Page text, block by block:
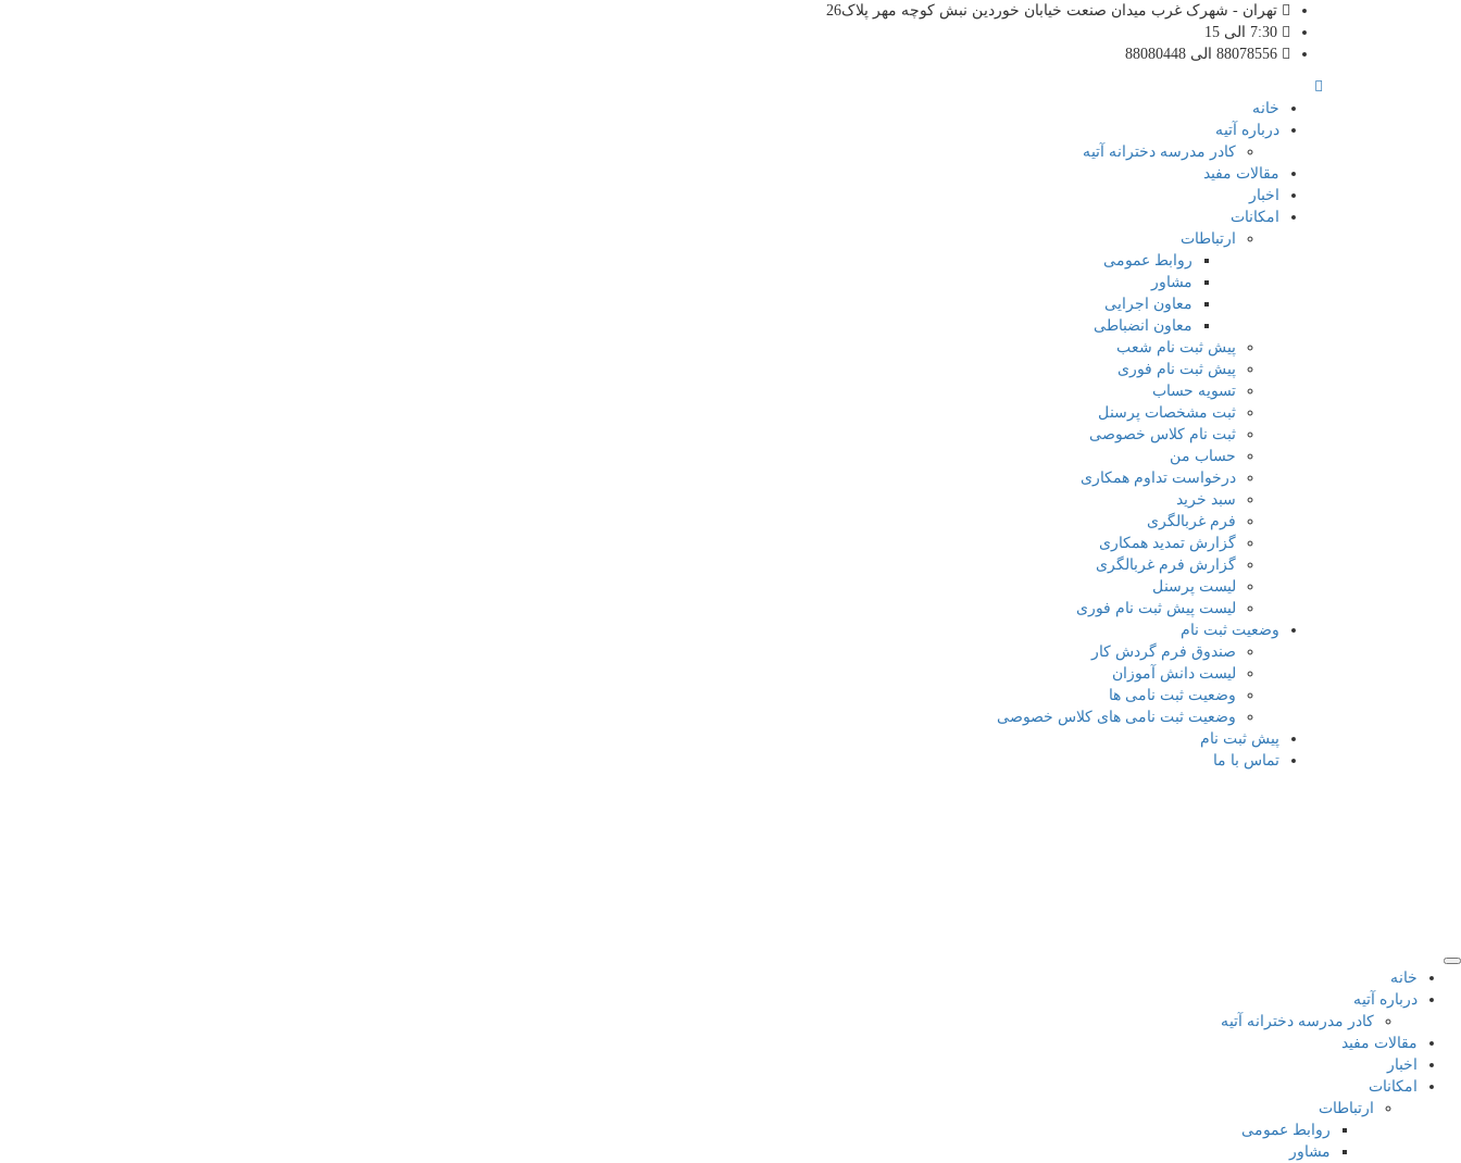
تهران - شهرک غرب میدان صنعت خیابان خوردین نبش کوچه مهر پلاک26
7:30 الی 15
88078556 الی 88080448
خانه
درباره آتیه
کادر مدرسه دخترانه آتیه
مقالات مفید
اخبار
امکانات
ارتباطات
روابط عمومی
مشاور
معاون اجرایی
معاون انضباطی
پیش ثبت نام شعب
پیش ثبت نام فوری
تسویه حساب
ثبت مشخصات پرسنل
ثبت نام کلاس خصوصی
حساب من
درخواست تداوم همکاری
سبد خرید
فرم غربالگری
گزارش تمدید همکاری
گزارش فرم غربالگری
لیست پرسنل
لیست پیش ثبت نام فوری
وضعیت ثبت نام
صندوق فرم گردش کار
لیست دانش آموزان
وضعیت ثبت نامی ها
وضعیت ثبت نامی های کلاس خصوصی
پیش ثبت نام
تماس با ما
خانه
درباره آتیه
کادر مدرسه دخترانه آتیه
مقالات مفید
اخبار
امکانات
ارتباطات
روابط عمومی
مشاور